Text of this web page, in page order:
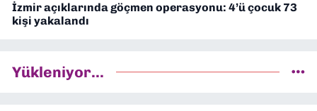
İzmir açıklarında göçmen operasyonu: 4’ü çocuk 73
kişi yakalandı
Yükleniyor...